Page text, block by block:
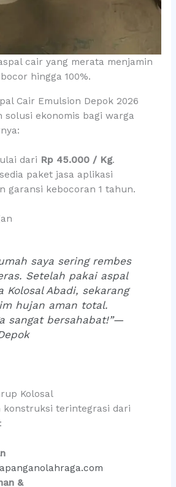
cair yang merata menjamin
hingga 100%.
Cair Emulsion Depok 2026
solusi ekonomis bagi warga
dari Rp 45.000 / Kg.
paket jasa aplikasi
garansi kebocoran 1 tahun.
saya sering rembes
Setelah pakai aspal
Kolosal Abadi, sekarang
hujan aman total.
sangat bersahabat!”—
Kolosal
konstruksi terintegrasi dari
&